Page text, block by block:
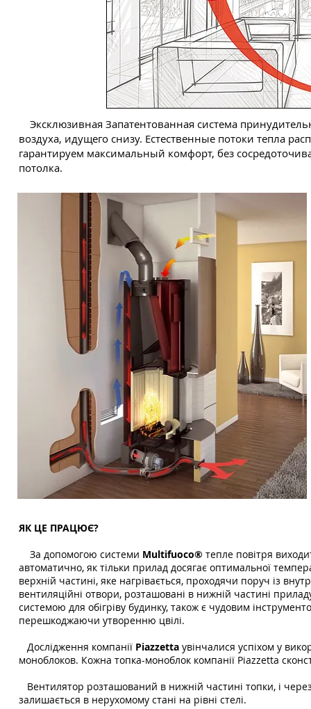
Эксклюзивная Запатентованная система
воздуха, идущего снизу. Естественные потоки тепла
гарантируем максимальный комфорт, без
потолка.
ЯК ЦЕ ПРАЦЮЄ?
За допомогою системи Multifuoco® тепле повітря
автоматично, як тільки прилад досягає оптимальної
верхній частині, яке нагрівається, проходячи поруч із
вентиляційні отвори, розташовані в нижній частині
системою для обігріву будинку, також є чудовим
перешкоджаючи утворенню цвілі.
Дослідження компанії Piazzetta увінчалися успіхом у
моноблоков. Кожна топка-моноблок компанії Piazzetta
Вентилятор розташований в нижній частині топки, і
залишається в нерухомому стані на рівні стелі.